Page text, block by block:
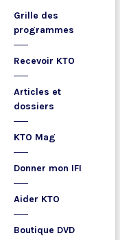
Grille des
programmes
Recevoir KTO
Articles et
dossiers
KTO Mag
Donner mon IFI
Aider KTO
Boutique DVD